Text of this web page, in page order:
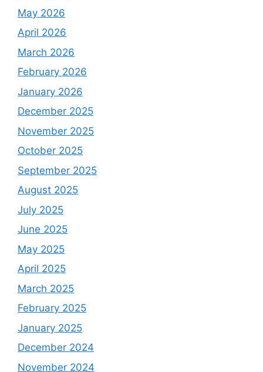
May 2026
April 2026
March 2026
February 2026
January 2026
December 2025
November 2025
October 2025
September 2025
August 2025
July 2025
June 2025
May 2025
April 2025
March 2025
February 2025
January 2025
December 2024
November 2024